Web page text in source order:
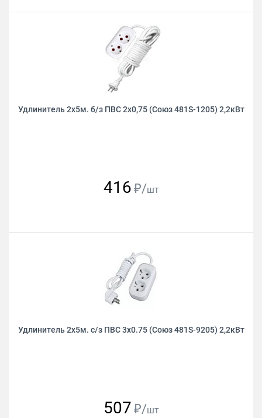
Удлинитель 2х5м. б/з ПВС 2х0,75 (Союз 481S-1205) 2,2кВт
416 ₽/шт
Удлинитель 2х5м. с/з ПВС 3х0.75 (Союз 481S-9205) 2,2кВт
507 ₽/шт